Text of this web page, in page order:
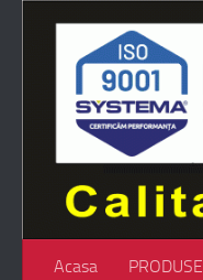
Skip to content
Acasa PRODUSE